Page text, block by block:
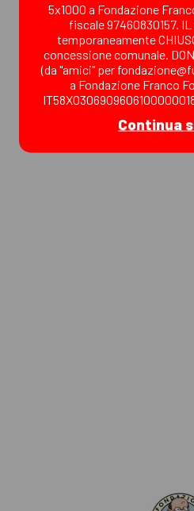
Eventi collegati
Zio Paperone e i segreti del
5x1000 a Fondazione
fiscale 97460830157. IL
temporaneamente
concessione comunale.
(da "amici" per
a Fondazione Franco
Continua